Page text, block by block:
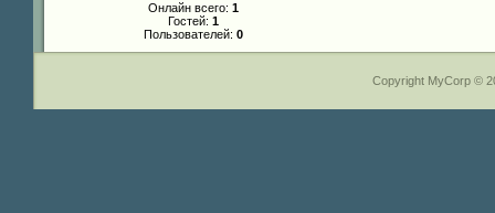
Онлайн всего: 1
Гостей: 1
Пользователей: 0
Copyright MyCorp ©